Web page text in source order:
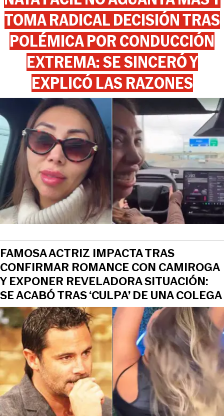
TOMA RADICAL DECISIÓN TRAS
POLÉMICA POR CONDUCCIÓN
EXTREMA: SE SINCERÓ Y
EXPLICÓ LAS RAZONES
FAMOSA ACTRIZ IMPACTA TRAS
CONFIRMAR ROMANCE CON CAMIROGA
Y EXPONER REVELADORA SITUACIÓN:
SE ACABÓ TRAS ‘CULPA’ DE UNA COLEGA